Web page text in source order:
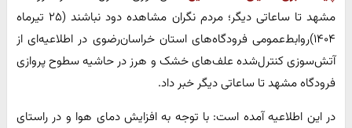
مشهد تا ساعاتی دیگر؛ مردم نگران مشاهده دود نباشند (۲۵ تیرماه
۱۴۰۴)روابط‌عمومی فرودگاه‌های استان خراسان‌رضوی در اطلاعیه‌ای از
آتش‌سوزی کنترل‌شده علف‌های خشک و هرز در حاشیه سطوح پروازی
فرودگاه مشهد تا ساعاتی دیگر خبر داد.
در این اطلاعیه‌ آمده است: با توجه به افزایش دمای هوا و در راستای